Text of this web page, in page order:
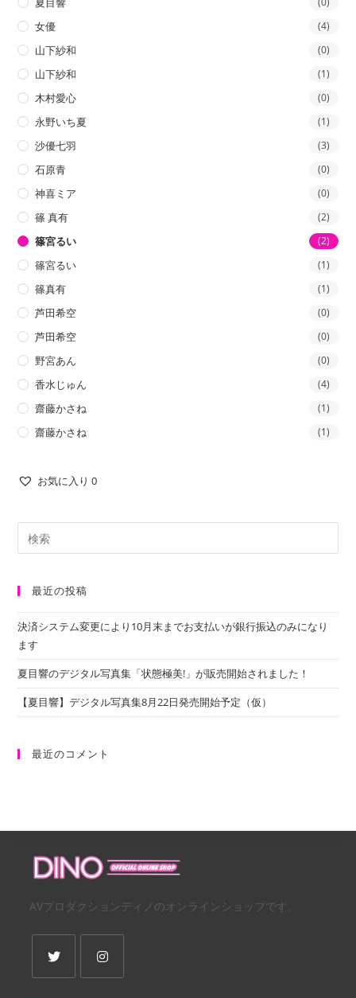
女優 (4)
山下紗和 (0)
山下紗和 (1)
木村愛心 (0)
永野いち夏 (1)
沙優七羽 (3)
石原青 (0)
神喜ミア (0)
篠 真有 (2)
篠宮るい (2)
篠宮るい (1)
篠真有 (1)
芦田希空 (0)
芦田希空 (0)
野宮あん (0)
香水じゅん (4)
齋藤かさね (1)
齋藤かさね (1)
お気に入り 0
最近の投稿
決済システム変更により10月末までお支払いが銀行振込のみになり
ます
夏目響のデジタル写真集「状態極美!」が販売開始されました！
【夏目響】デジタル写真集8月22日発売開始予定（仮）
最近のコメント
AVプロダクションディノのオンラインショップです。